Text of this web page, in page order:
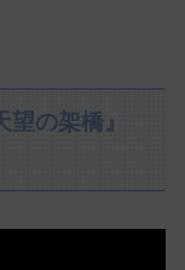
の架橋』